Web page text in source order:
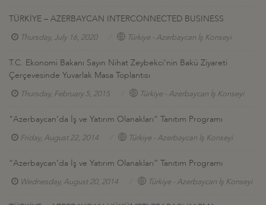
TÜRKİYE – AZERBAYCAN INTERCONNECTED BUSINESS
Thursday, July 16, 2020 Türkiye - Azerbaycan İş Konseyi
T.C. Ekonomi Bakanı Sayın Nihat Zeybekci’nin Bakü Ziyareti
Çerçevesinde Yuvarlak Masa Toplantısı
Thursday, February 5, 2015 Türkiye - Azerbaycan İş Konseyi
“Azerbaycan’da İş ve Yatırım Olanakları” Tanıtım Programı
Friday, August 22, 2014 Türkiye - Azerbaycan İş Konseyi
“Azerbaycan’da İş ve Yatırım Olanakları” Tanıtım Programı
Wednesday, August 20, 2014 Türkiye - Azerbaycan İş Konseyi